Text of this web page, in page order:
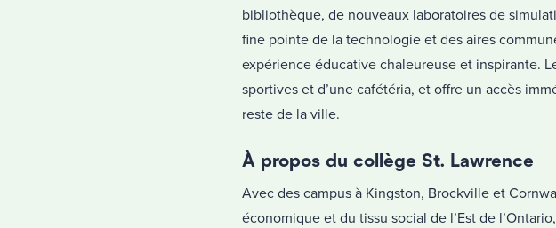
bibliothèque, de nouveaux laboratoires de
fine pointe de la technologie et des aires
expérience éducative chaleureuse et inspirante.
sportives et d’une cafétéria, et offre un accès
reste de la ville.
À propos du collège St. Lawrence
Avec des campus à Kingston, Brockville et
économique et du tissu social de l’Est de